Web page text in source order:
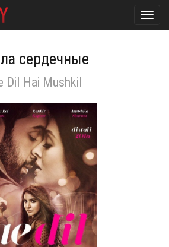
сердечные
Dil Hai Mushkil